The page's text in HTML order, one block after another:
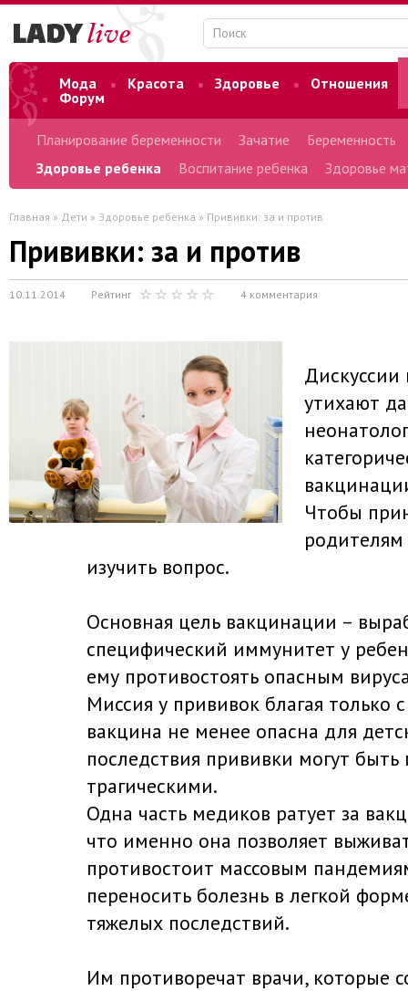
Мода Красота Здоровье
Отношения
Форум
Планирование беременности Зачатие
Беременность
Здоровье ребенка
Воспитание ребенка Здоровье
Главная » Дети » Здоровье ребенка » Прививки: за и против
Прививки: за и против
10.11.2014 Рейтинг 4 комментария
Дискуссии
утихают
Чтобы
родителям
изучить вопрос.
Основная цель вакцинации –
специфический иммунитет у
ему противостоять опасным
Миссия у прививок благая только
вакцина не менее опасна для
последствия прививки могут быть
трагическими.
Одна часть медиков ратует за
что именно она позволяет
противостоит массовым
переносить болезнь в легкой
тяжелых последствий.
Им противоречат врачи, которые